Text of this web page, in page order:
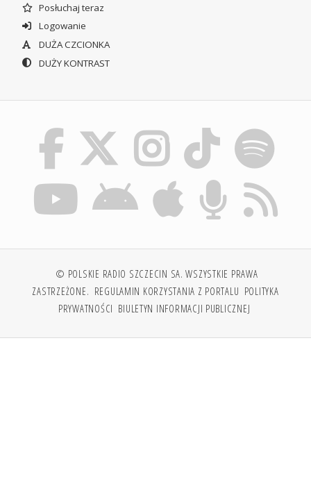
Posłuchaj teraz
Logowanie
DUŻA CZCIONKA
DUŻY KONTRAST
© POLSKIE RADIO SZCZECIN SA. WSZYSTKIE PRAWA
ZASTRZEŻONE. REGULAMIN KORZYSTANIA Z PORTALU POLITYKA
PRYWATNOŚCI BIULETYN INFORMACJI PUBLICZNEJ